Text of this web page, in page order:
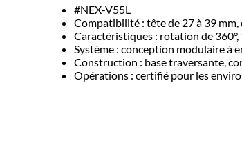
#NEX-V55L
Compatibilité : tête de 27 à 39
Caractéristiques : rotation de
Système : conception modulaire à
Construction : base traversante,
Opérations : certifié pour les